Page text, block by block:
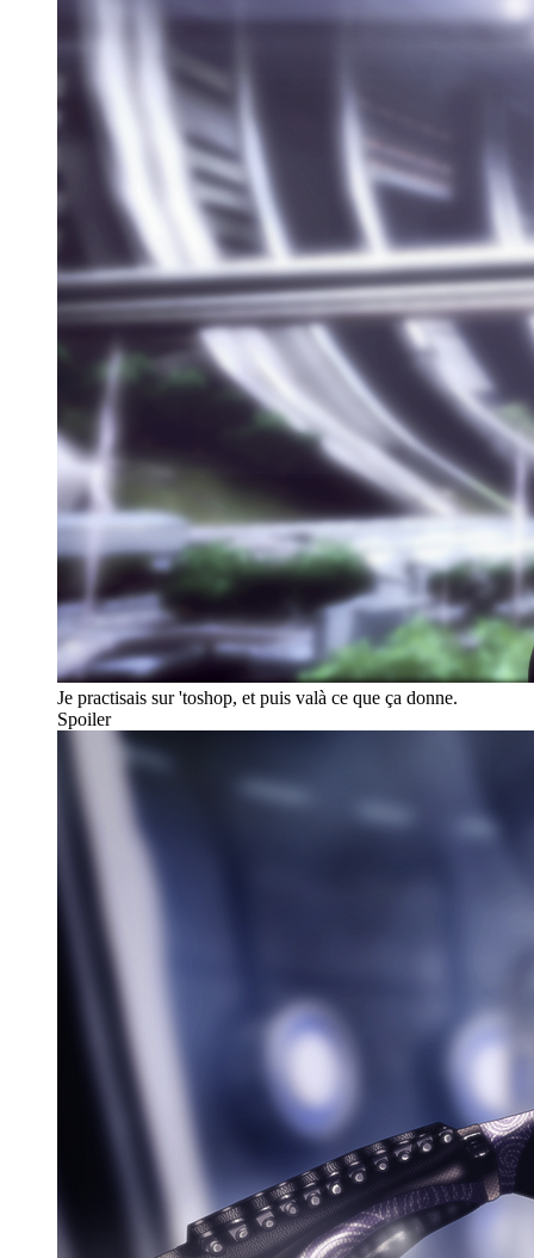
Je practisais sur 'toshop, et puis valà ce que ça donne.
Spoiler